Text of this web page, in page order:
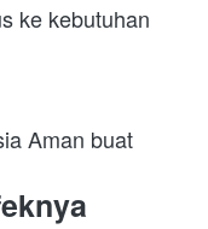
ke kebutuhan
Aman buat